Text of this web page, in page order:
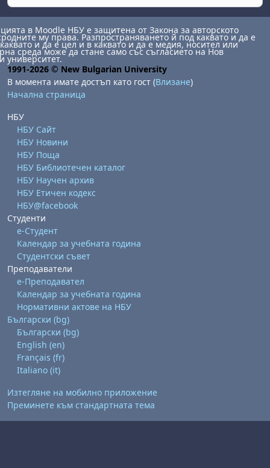
в Moodle НБУ е защитена от Закона за авторското
му права. Разпространяването й под каквато и да е
и да е цел и в каквато и да е медия, носител или
среда може да стане само със съгласието на Нов
университет.
1991-2026 © New Bulgarian University
В момента имате достъп като гост (Влизане)
Начална страница
НБУ
НБУ Сайт
НБУ Новини
НБУ Поща
НБУ Библиотечен каталог
НБУ Научен архив
НБУ Етичен кодекс
НБУ@facebook
Студенти
е-Студент
Календар за учебната година
Студентски съвет
Преподаватели
е-Преподавател
Календар за учебната година
Нормативни актове на НБУ
Български ‎(bg)‎
Български ‎(bg)‎
English ‎(en)‎
Français ‎(fr)‎
Italiano ‎(it)‎
Изтегляне на мобилно приложение
Преминете към стандартната тема